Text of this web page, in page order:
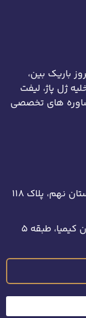
باریک بین،
ژل پاژ، لیفت
های تخصصی
نهم، پلاک 118
طبقه 5